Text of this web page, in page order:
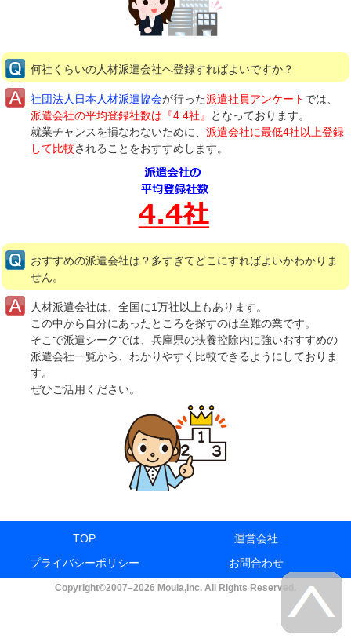
何社くらいの人材派遣会社へ登録すればよいですか？
社団法人日本人材派遣協会が行った派遣社員アンケート では、
派遣会社の平均登録社数は『4.4社』
となっております。
就業チャンスを損なわないために、 派遣会社に最低4社以上登録
して比較されることをおすすめします。
おすすめの派遣会社は？多すぎてどこにすればよいかわかりま
せん。
人材派遣会社は、全国に1万社以上もあります。
この中から自分にあったところを探すのは至難の業です。
そこで派遣シークでは、兵庫県の扶養控除内に強いおすすめの
派遣会社一覧から、わかりやすく比較できるようにしておりま
す。
ぜひご活用ください。
TOP
運営会社
プライバシーポリシー
お問合わせ
Copyright©2007–2026 Moula,Inc. All Rights Reserved.